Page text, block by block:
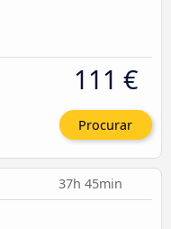
111 €
Procurar
37h 45min